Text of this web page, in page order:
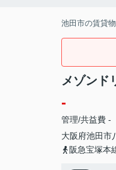
池田市の賃貸
メゾンド
-
管理/共益費 -
大阪府池田市
阪急宝塚本